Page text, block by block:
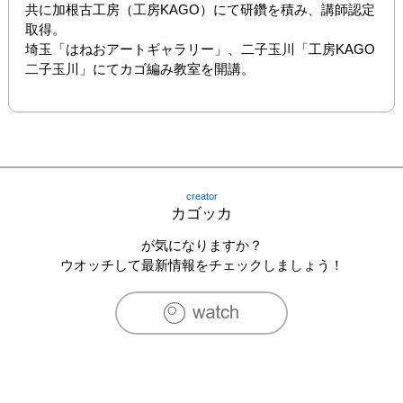
共に加根古工房（工房KAGO）にて研鑽を積み、講師認定
取得。
埼玉「はねおアートギャラリー」、二子玉川「工房KAGO
二子玉川」にてカゴ編み教室を開講。
creator
カゴッカ
が気になりますか？
ウオッチして最新情報をチェックしましょう！